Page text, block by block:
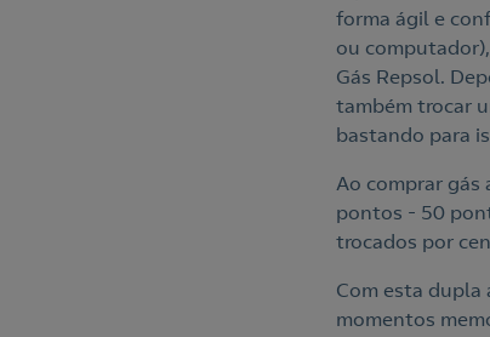
forma ágil e
ou
Gás Repsol.
também trocar
bastando para
Ao comprar gás
pontos - 50
trocados por
Com esta dupla
momentos